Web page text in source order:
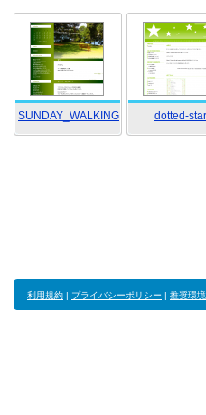
SUNDAY_WALKING dotted-star
利用規約 | プライバシーポリシー | 推奨環境